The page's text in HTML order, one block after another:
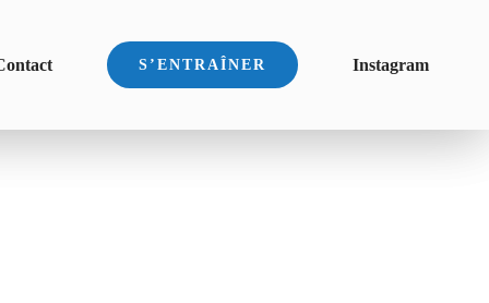
S’ENTRAÎNER Instagram